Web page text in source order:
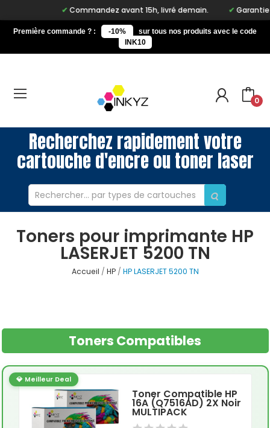
Commandez avant 15h, livré demain. Garantie
Première commande ? : -10%
sur tous nos produits avec le code
INK10
0
Recherchez rapidement votre
cartouche d'encre ou toner laser
Toners pour imprimante HP
LASERJET 5200 TN
Accueil HP HP LASERJET 5200 TN
Toners Compatibles
💎 Meilleur Deal
Toner Compatible HP
16A (Q7516AD) 2X Noir
MULTIPACK